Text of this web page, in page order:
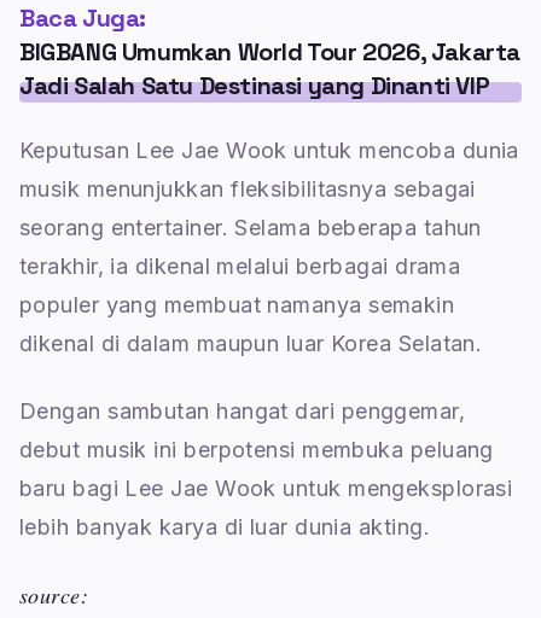
Baca Juga:
BIGBANG Umumkan World Tour 2026, Jakarta
Jadi Salah Satu Destinasi yang Dinanti VIP
Keputusan Lee Jae Wook untuk mencoba dunia
musik menunjukkan fleksibilitasnya sebagai
seorang entertainer. Selama beberapa tahun
terakhir, ia dikenal melalui berbagai drama
populer yang membuat namanya semakin
dikenal di dalam maupun luar Korea Selatan.
Dengan sambutan hangat dari penggemar,
debut musik ini berpotensi membuka peluang
baru bagi Lee Jae Wook untuk mengeksplorasi
lebih banyak karya di luar dunia akting.
source: